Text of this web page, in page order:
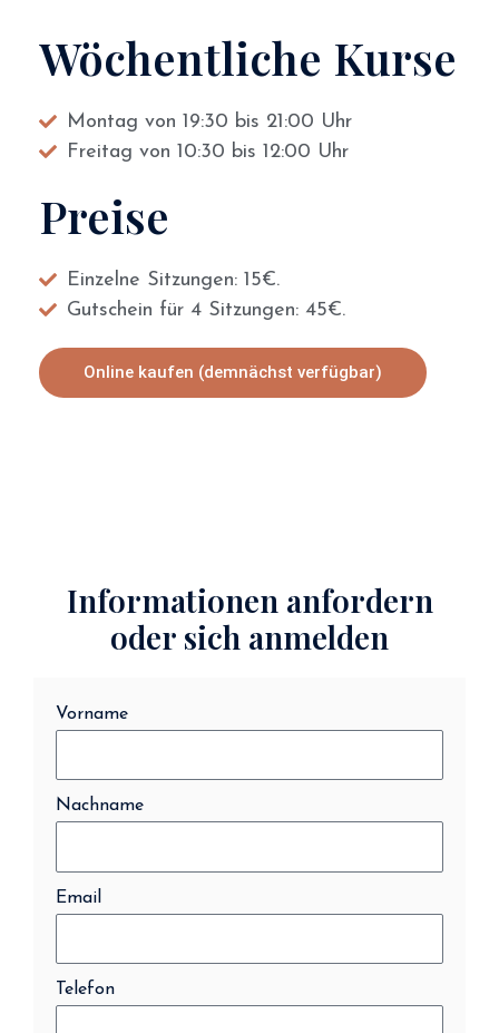
Wöchentliche Kurse
Montag von 19:30 bis 21:00 Uhr
Freitag von 10:30 bis 12:00 Uhr
Preise
Einzelne Sitzungen: 15€.
Gutschein für 4 Sitzungen: 45€.
Online kaufen (demnächst verfügbar)
Informationen anfordern
oder sich anmelden
Vorname
Nachname
Email
Telefon